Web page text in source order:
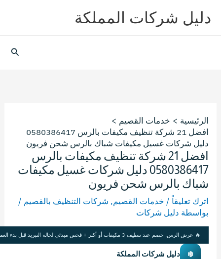
إلى
المحتوى
دليل شركات المملكة
الرئيسية
خدمات القصيم
افضل 21 شركة تنظيف مكيفات بالرس 0580386417
دليل شركات غسيل مكيفات شباك بالرس شحن فريون
افضل 21 شركة تنظيف مكيفات بالرس
0580386417 دليل شركات غسيل مكيفات
شباك بالرس شحن فريون
اترك تعليقاً/ خدمات القصيم, شركات التنظيف بالقصيم /
بواسطة دليل شركات
🔥 عرض الرس: خصم عند تنظيف 3 مكيفات أو أكثر + فحص مبدئي لحالة التبريد قبل بدء العمل
❄️ دليل شركات المملكة